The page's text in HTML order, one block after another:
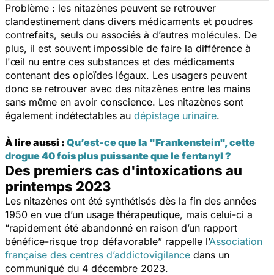
Problème : les nitazènes peuvent se retrouver
clandestinement dans divers médicaments et poudres
contrefaits, seuls ou associés à d’autres molécules. De
plus, il est souvent impossible de faire la différence à
l'œil nu entre ces substances et des médicaments
contenant des opioïdes légaux. Les usagers peuvent
donc se retrouver avec des nitazènes entre les mains
sans même en avoir conscience. Les nitazènes sont
également indétectables au dépistage urinaire.
À lire aussi : Qu’est-ce que la "Frankenstein", cette
drogue 40 fois plus puissante que le fentanyl ?
Des premiers cas d'intoxications au
printemps 2023
Les nitazènes ont été synthétisés dès la fin des années
1950 en vue d’un usage thérapeutique, mais celui-ci a
“rapidement été abandonné en raison d’un rapport
bénéfice-risque trop défavorable” rappelle l’Association
française des centres d’addictovigilance dans un
communiqué du 4 décembre 2023.